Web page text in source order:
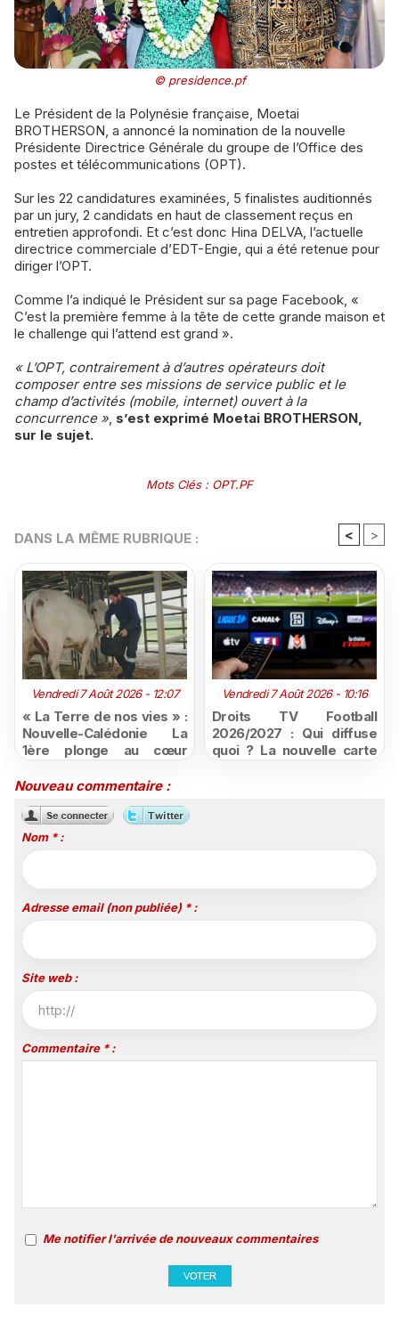
© presidence.pf
Le Président de la Polynésie française, Moetai
BROTHERSON, a annoncé la nomination de la nouvelle
Présidente Directrice Générale du groupe de l’Office des
postes et télécommunications (OPT).
Sur les 22 candidatures examinées, 5 finalistes auditionnés
par un jury, 2 candidats en haut de classement reçus en
entretien approfondi. Et c’est donc Hina DELVA, l’actuelle
directrice commerciale d’EDT-Engie, qui a été retenue pour
diriger l’OPT.
Comme l’a indiqué le Président sur sa page Facebook, «
C’est la première femme à la tête de cette grande maison et
le challenge qui l’attend est grand ».
« L’OPT, contrairement à d’autres opérateurs doit
composer entre ses missions de service public et le
champ d’activités (mobile, internet) ouvert à la
concurrence », s’est exprimé Moetai BROTHERSON,
sur le sujet.
Mots Clés: OPT.PF
DANS LA MÊME RUBRIQUE : < >
Vendredi 7 Août 2026 - 12:07
« La Terre de nos vies » :
Nouvelle-Calédonie La
1ère plonge au cœur
mutation
Vendredi 7 Août 2026 - 10:16
Droits TV Football
2026/2027 : Qui diffuse
quoi ? La nouvelle carte
Nouveau commentaire :
Nom * :
Adresse email (non publiée) * :
Site web :
Commentaire * :
Me notifier l'arrivée de nouveaux commentaires